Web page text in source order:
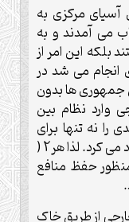
مرکزی به
می آمدند و به
بلکه این امر از
می شد در
جمهوری ها بدون
وارد نظام بین
نه تنها برای
جمهوری ها بلکه برای خود روسیه ایجاد می کرد. لذا هر2 (
حفظ منافع